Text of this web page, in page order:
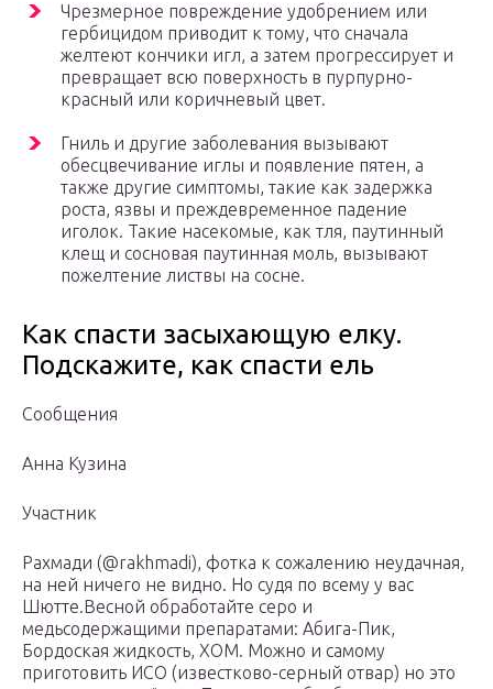
Чрезмерное повреждение удобрением или
гербицидом приводит к тому, что сначала
желтеют кончики игл, а затем прогрессирует и
превращает всю поверхность в пурпурно-
красный или коричневый цвет.
Гниль и другие заболевания вызывают
обесцвечивание иглы и появление пятен, а
также другие симптомы, такие как задержка
роста, язвы и преждевременное падение
иголок. Такие насекомые, как тля, паутинный
клещ и сосновая паутинная моль, вызывают
пожелтение листвы на сосне.
Как спасти засыхающую елку.
Подскажите, как спасти ель
Сообщения
Анна Кузина
Участник
Рахмади (@rakhmadi), фотка к сожалению неудачная,
на ней ничего не видно. Но судя по всему у вас
Шютте.Весной обработайте серо и
медьсодержащими препаратами: Абига-Пик,
Бордоская жидкость, ХОМ. Можно и самому
приготовить ИСО (известково-серный отвар) но это